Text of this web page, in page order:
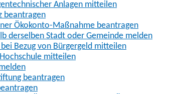
Anlagen mitteilen
beantragen
Ökokonto-Maßnahme beantragen
derselben Stadt oder Gemeinde melden
Bezug von Bürgergeld mitteilen
mitteilen
beantragen